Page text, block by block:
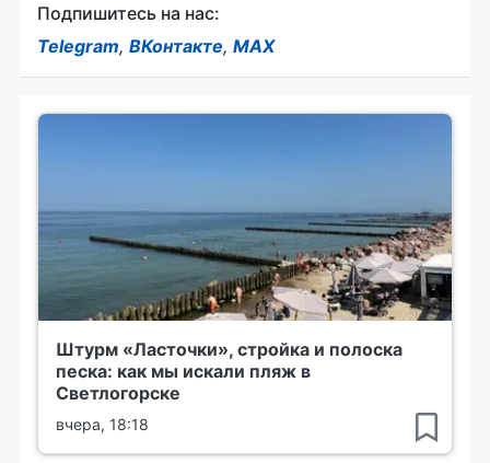
Подпишитесь на нас:
Telegram, ВКонтакте, MAX
Штурм «Ласточки», стройка и полоска
песка: как мы искали пляж в
Светлогорске
вчера, 18:18